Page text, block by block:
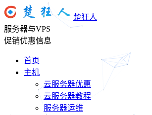
楚狂人
服务器与VPS
促销优惠信息
首页
主机
云服务器优惠
云服务器教程
服务器运维